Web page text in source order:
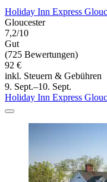
Holiday Inn Express
Gloucester
7,2/10
Gut
(725 Bewertungen)
92 €
inkl. Steuern & Gebühren
9. Sept.–10. Sept.
Holiday Inn Express